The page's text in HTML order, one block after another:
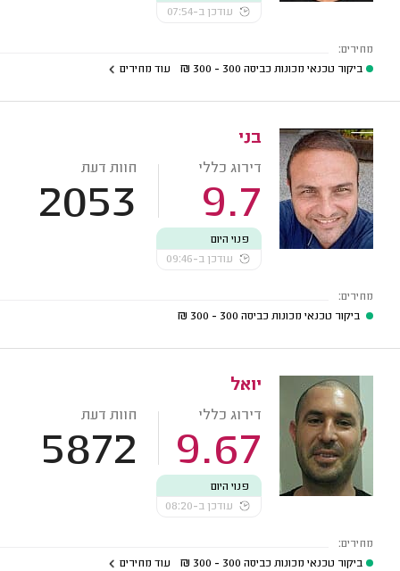
עודכן ב-07:54
מחירים:
ביקור טכנאי מכונות כביסה 300 - 300
₪ עוד מחירים
בני
דירוג כללי
9.7
חוות דעת
2053
פנוי היום
עודכן ב-09:46
מחירים:
ביקור טכנאי מכונות כביסה 300 - 300
₪
יואל
דירוג כללי
9.67
חוות דעת
5872
פנוי היום
עודכן ב-08:20
מחירים:
ביקור טכנאי מכונות כביסה 300 - 300
₪ עוד מחירים